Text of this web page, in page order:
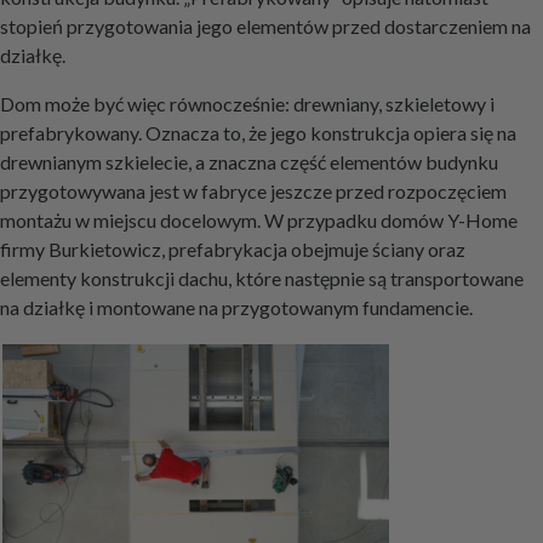
stopień przygotowania jego elementów przed dostarczeniem na
działkę.
Dom może być więc równocześnie: drewniany, szkieletowy i
prefabrykowany. Oznacza to, że jego konstrukcja opiera się na
drewnianym szkielecie, a znaczna część elementów budynku
przygotowywana jest w fabryce jeszcze przed rozpoczęciem
montażu w miejscu docelowym. W przypadku domów Y-Home
firmy Burkietowicz, prefabrykacja obejmuje ściany oraz
elementy konstrukcji dachu, które następnie są transportowane
na działkę i montowane na przygotowanym fundamencie.